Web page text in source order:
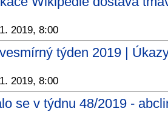
2019, 8:00
týden 2019 |
2019, 8:00
se v týdnu 48/2019 -